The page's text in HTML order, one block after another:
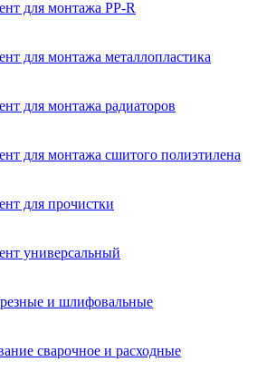
для монтажа PP-R
для монтажа металлопластика
для монтажа радиаторов
для монтажа сшитого полиэтилена
для прочистки
универсальный
и шлифовальные
сварочное и расходные